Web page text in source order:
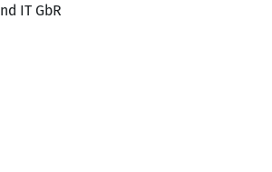
IT GbR